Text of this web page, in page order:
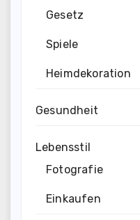
Gesetz
Spiele
Heimdekoration
Gesundheit
Lebensstil
Fotografie
Einkaufen